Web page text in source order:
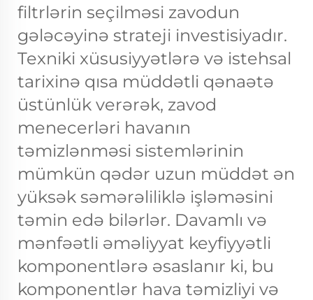
filtrlərin seçilməsi zavodun
gələcəyinə strateji investisiyadır.
Texniki xüsusiyyətlərə və istehsal
tarixinə qısa müddətli qənaətə
üstünlük verərək, zavod
menecerləri havanın
təmizlənməsi sistemlərinin
mümkün qədər uzun müddət ən
yüksək səmərəliliklə işləməsini
təmin edə bilərlər. Davamlı və
mənfəətli əməliyyat keyfiyyətli
komponentlərə əsaslanır ki, bu
komponentlər hava təmizliyi və